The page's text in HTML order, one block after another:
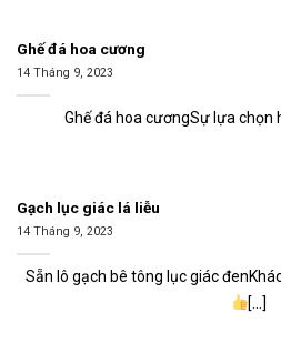
Ghế đá hoa cương
14 Tháng 9, 2023
Ghế đá hoa cươngSự lựa chọn
Gạch lục giác lá liễu
14 Tháng 9, 2023
Sẵn lô gạch bê tông lục giác
[...]